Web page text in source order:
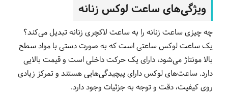
ویژگی‌های ساعت لوکس زنانه
چه چیزی ساعت زنانه را به ساعت لاکچری زنانه تبدیل می‌کند؟
یک ساعت لوکس ساعتی است که به صورت دستی با مواد سطح
بالا مونتاژ می‌شود، دارای یک حرکت داخلی است و قیمت بالایی
دارد. ساعت‌های لوکس دارای پیچیدگی‌هایی هستند و تمرکز زیادی
روی کیفیت، دقت و توجه به جزئیات وجود دارد.